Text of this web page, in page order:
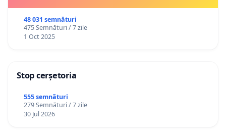
48 031 semnături
475 Semnături / 7 zile
1 Oct 2025
Stop cerșetoria
555 semnături
279 Semnături / 7 zile
30 Jul 2026